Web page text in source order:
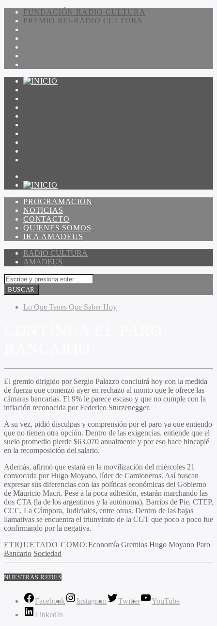
FUNDACIÓN RADIO CULTURA
PREMIO RFI-RADIO CULTURA
PROGRAMACIÓN
NOTICIAS
CONTACTO
QUIENES SOMOS
IR A AMADEUS
RADIO CULTURA
AMADEUS
Lo Que Tenes Que Saber Hoy
El gremio dirigido por Sergio Palazzo concluirá hoy con la medida
de fuerza que comenzó ayer en rechazo al monto que le ofrece las
cámaras bancarias. El 9% le parece escaso y que no cumple con la
inflación reconocida por Federico Sturzenegger.
A su vez, pidió disculpas y comprensión por el paro ya que entiendo
que no tienen otra opción. Dentro de las exigencias, entiende que el
suelo promedio pierde $63.070 anualmente y por eso hace hincapié
en la recomposición del salario.
Además, afirmó que estará en la movilización del miércoles 21
convocada por Hugo Moyano, líder de Camioneros. Así buscan
expresar sus diferencias con las políticas económicas del Gobierno
de Mauricio Macri. Pese a la poca adhesión, estarán marchando las
dos CTA (la de los argentinos y la autónoma), Barrios de Pie, CTEP,
CCC, La Cámpora, Judiciales, entre otros. Dentro de las bajas
llamativas se encuentra el triunvirato de la CGT que poco a poco fue
confirmando por la negativa.
ETIQUETADO COMO:Economía Gremios Hugo Moyano Paro
Bancario Sociedad
NUESTRAS REDES
Facebook Instagram Twitter
YouTube
LinkedIn